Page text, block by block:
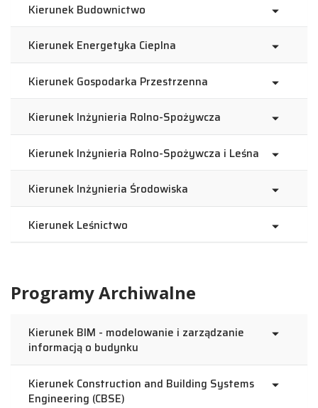
Kierunek Budownictwo
Kierunek Energetyka Cieplna
Kierunek Gospodarka Przestrzenna
Kierunek Inżynieria Rolno-Spożywcza
Kierunek Inżynieria Rolno-Spożywcza i Leśna
Kierunek Inżynieria Środowiska
Kierunek Leśnictwo
Programy Archiwalne
Kierunek BIM - modelowanie i zarządzanie
informacją o budynku
Kierunek Construction and Building Systems
Engineering (CBSE)